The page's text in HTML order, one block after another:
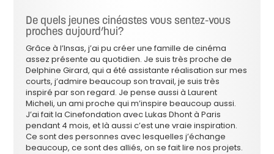
De quels jeunes cinéastes vous sentez-vous
proches aujourd’hui?
Grâce à l’Insas, j’ai pu créer une famille de cinéma
assez présente au quotidien. Je suis très proche de
Delphine Girard, qui a été assistante réalisation sur mes
courts, j’admire beaucoup son travail, je suis très
inspiré par son regard. Je pense aussi à Laurent
Micheli, un ami proche qui m’inspire beaucoup aussi.
J’ai fait la Cinefondation avec Lukas Dhont à Paris
pendant 4 mois, et là aussi c’est une vraie inspiration.
Ce sont des personnes avec lesquelles j’échange
beaucoup, ce sont des alliés, on se fait lire nos projets.